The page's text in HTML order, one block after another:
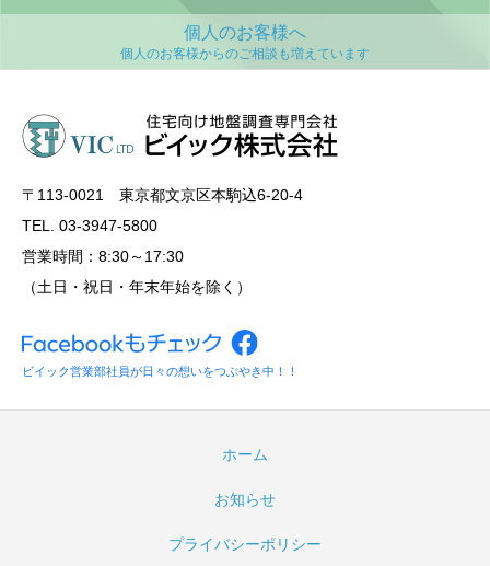
個人のお客様へ
〒113‐0021 東京都文京区本駒込6-20-4
TEL. 03-3947-5800
営業時間：8:30～17:30
（土日・祝日・年末年始を除く）
ビイック営業部社員が日々の想いをつぶやき中！！
ホーム
お知らせ
プライバシーポリシー